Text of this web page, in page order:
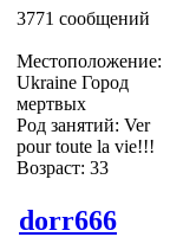
3771 сообщений
Местоположение:
Ukraine Город
мертвых
Род занятий: Ver
pour toute la vie!!!
Возраст: 33
dorr666